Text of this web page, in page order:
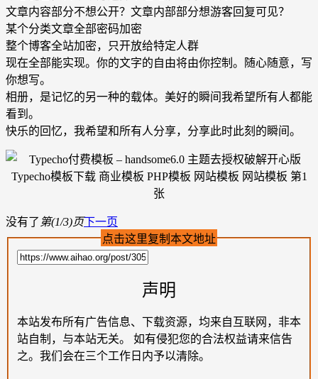
文章内容部分不想公开？文章内部部分想游客回复可见？
某个分类文章全部密码加密
整个博客全站加密，只开放给特定人群
现在全部能实现。你的文字的自由将由你控制。随心随意，写
你想写。
相册，是记忆的另一种的载体。美好的瞬间我希望所有人都能
看到。
快乐的回忆，我希望和所有人分享，分享此时此刻的瞬间。
没有了 第(1/3)页下一页
点击这里复制本文地址
声明
本站发布所有广告信息、下载资源，均来自互联网，非本
站自制，与本站无关。 如有侵犯您的合法权益请来信告
之。我们会在三个工作日内予以清除。